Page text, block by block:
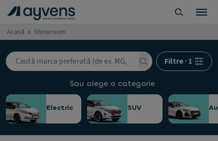
Acasă Showroom
Filtre·1
Sau alege o categorie
Electric SUV